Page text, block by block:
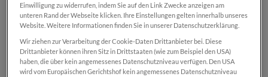
Sofort verfügbar, Lieferzeit: 2-5 Tage
Produkt Anzahl: Gib den gewünschten
In den Warenkorb
Einwilligung zu widerrufen, indem Sie auf den Link Zwecke anzeigen am
unteren Rand der Webseite klicken. Ihre Einstellungen gelten innerhalb unseres
Website. Weitere Informationen finden Sie in unserer Datenschutzerklärung.
Wir ziehen zur Verarbeitung der Cookie-Daten Drittanbieter bei. Diese
Drittanbieter können ihren Sitz in Drittstaaten (wie zum Beispiel den USA)
haben, die über kein angemessenes Datenschutzniveau verfügen. Den USA
wird vom Europäischen Gerichtshof kein angemessenes Datenschutzniveau